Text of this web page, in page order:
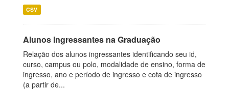
CSV
Alunos Ingressantes na Graduação
Relação dos alunos ingressantes identificando seu id,
curso, campus ou polo, modalidade de ensino, forma de
ingresso, ano e período de ingresso e cota de ingresso
(a partir de...